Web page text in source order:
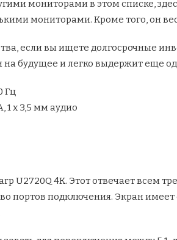
мониторами в этом списке,
мониторами. Кроме того, он
если вы ищете долгосрочные
будущее и легко выдержит еще
Гц
1 х 3,5 мм аудио
U2720Q 4K. Этот отвечает всем
портов подключения. Экран имеет